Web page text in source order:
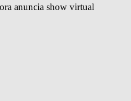
anuncia show virtual